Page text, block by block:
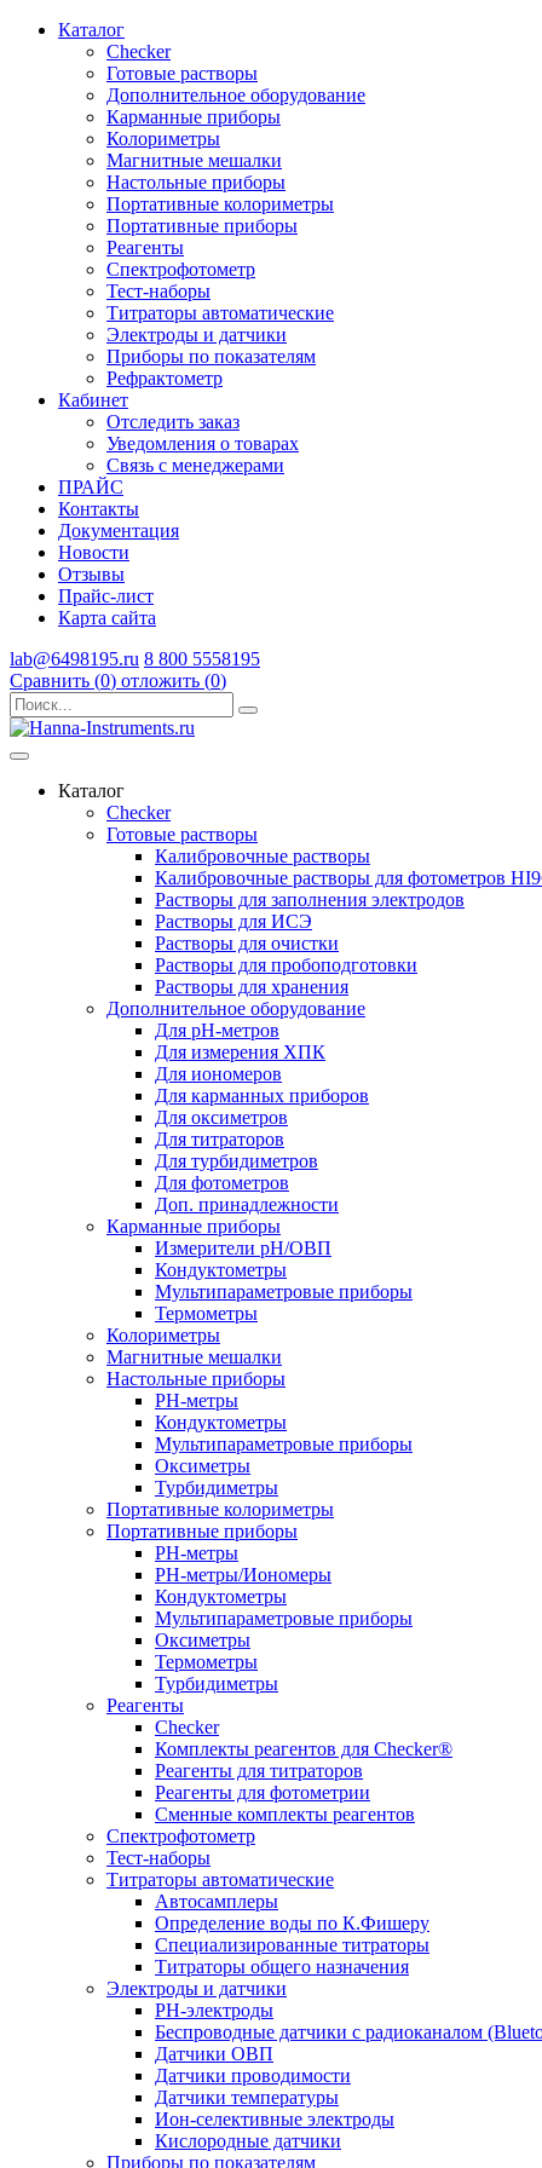
Каталог
Checker
Готовые растворы
Дополнительное оборудование
Карманные приборы
Колориметры
Магнитные мешалки
Настольные приборы
Портативные колориметры
Портативные приборы
Реагенты
Спектрофотометр
Тест-наборы
Титраторы автоматические
Электроды и датчики
Приборы по показателям
Рефрактометр
Кабинет
Отследить заказ
Уведомления о товарах
Связь с менеджерами
ПРАЙС
Контакты
Документация
Новости
Отзывы
Прайс-лист
Карта сайта
lab@6498195.ru 8 800 5558195
Сравнить (0) отложить (0)
Каталог
Checker
Готовые растворы
Калибровочные растворы
Калибровочные растворы для фотометров
Растворы для заполнения электродов
Растворы для ИСЭ
Растворы для очистки
Растворы для пробоподготовки
Растворы для хранения
Дополнительное оборудование
Для pH-метров
Для измерения ХПК
Для иономеров
Для карманных приборов
Для оксиметров
Для титраторов
Для турбидиметров
Для фотометров
Доп. принадлежности
Карманные приборы
Измерители pH/ОВП
Кондуктометры
Мультипараметровые приборы
Термометры
Колориметры
Магнитные мешалки
Настольные приборы
PH-метры
Кондуктометры
Мультипараметровые приборы
Оксиметры
Турбидиметры
Портативные колориметры
Портативные приборы
PH-метры
PH-метры/Иономеры
Кондуктометры
Мультипараметровые приборы
Оксиметры
Термометры
Турбидиметры
Реагенты
Checker
Комплекты реагентов для Checker®
Реагенты для титраторов
Реагенты для фотометрии
Сменные комплекты реагентов
Спектрофотометр
Тест-наборы
Титраторы автоматические
Автосамплеры
Определение воды по К.Фишеру
Специализированные титраторы
Титраторы общего назначения
Электроды и датчики
PH-электроды
Беспроводные датчики с радиоканалом
Датчики ОВП
Датчики проводимости
Датчики температуры
Ион-селективные электроды
Кислородные датчики
Приборы по показателям